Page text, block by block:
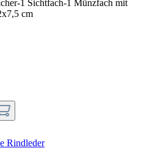
1 Sichtfach-1 Münzfach mit
cm